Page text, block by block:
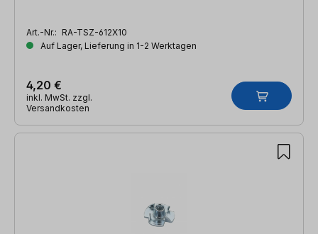
Art.-Nr.: RA-TSZ-612X10
Auf Lager, Lieferung in 1-2 Werktagen
4,20 €
inkl. MwSt. zzgl.
Versandkosten